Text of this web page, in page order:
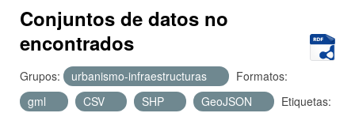
Acerca de
Conjuntos de datos no
encontrados
Grupos: urbanismo-infraestructuras
Formatos:
gml
CSV SHP GeoJSON
Etiquetas: